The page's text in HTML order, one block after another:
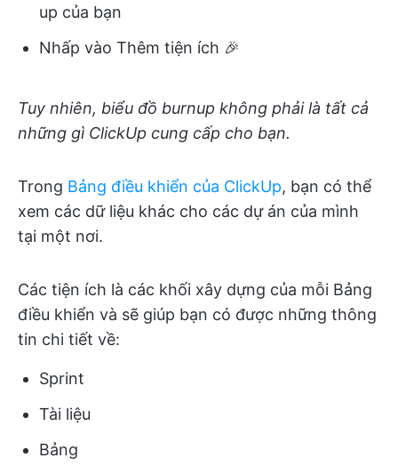
up của bạn
Nhấp vào Thêm tiện ích 🎉
Tuy nhiên, biểu đồ burnup không phải là tất cả
những gì ClickUp cung cấp cho bạn.
Trong Bảng điều khiển của ClickUp, bạn có thể
xem các dữ liệu khác cho các dự án của mình
tại một nơi.
Các tiện ích là các khối xây dựng của mỗi Bảng
điều khiển và sẽ giúp bạn có được những thông
tin chi tiết về:
Sprint
Tài liệu
Bảng